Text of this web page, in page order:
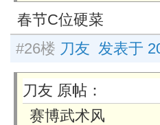
春节C位硬菜
#26楼 刀友 发表于
刀友 原帖：
赛博武术风